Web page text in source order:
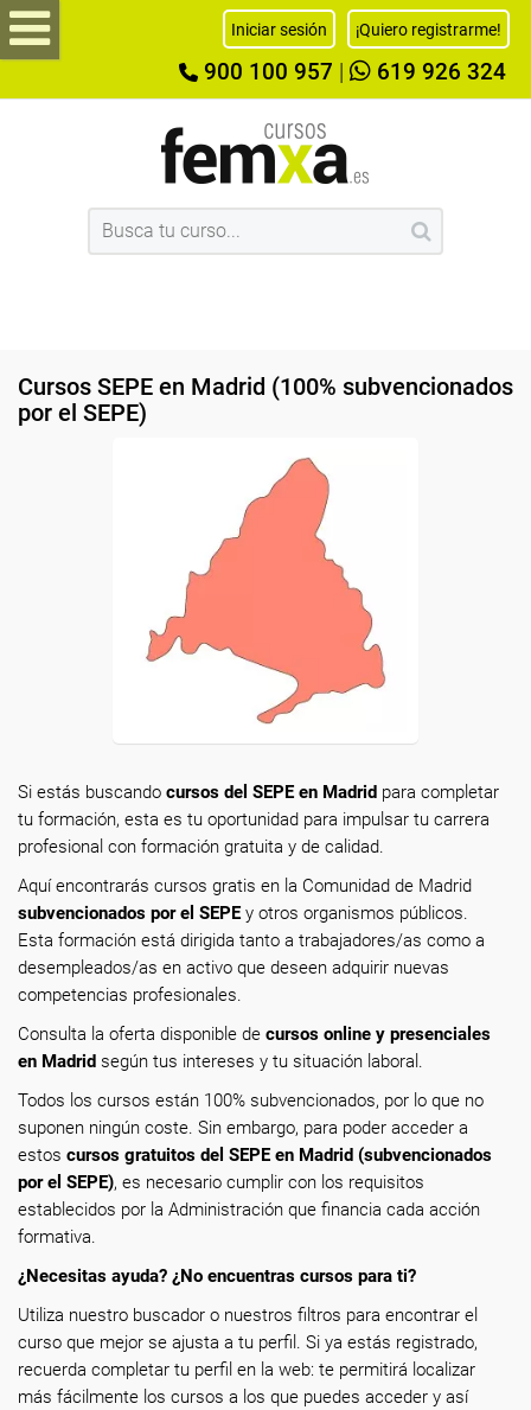
Iniciar sesión ¡Quiero registrarme!
900 100 957 619 926 324
Cursos SEPE en Madrid (100% subvencionados
por el SEPE)
Si estás buscando cursos del SEPE en Madrid para completar
tu formación, esta es tu oportunidad para impulsar tu carrera
profesional con formación gratuita y de calidad.
Aquí encontrarás cursos gratis en la Comunidad de Madrid
subvencionados por el SEPEy otros organismos públicos.
Esta formación está dirigida tanto a trabajadores/as como a
desempleados/as en activo que deseen adquirir nuevas
competencias profesionales.
Consulta la oferta disponible de cursos online y presenciales
en Madrid según tus intereses y tu situación laboral.
Todos los cursos están 100% subvencionados, por lo que no
suponen ningún coste. Sin embargo, para poder acceder a
estos cursos gratuitos del SEPE en Madrid (subvencionados
por el SEPE), es necesario cumplir con los requisitos
establecidos por la Administración que financia cada acción
formativa.
¿Necesitas ayuda? ¿No encuentras cursos para ti?
Utiliza nuestro buscador o nuestros filtros para encontrar el
curso que mejor se ajusta a tu perfil. Si ya estás registrado,
recuerda completar tu perfil en la web: te permitirá localizar
más fácilmente los cursos a los que puedes acceder y así